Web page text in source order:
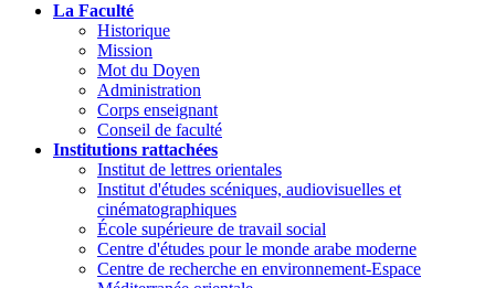
La Faculté
Historique
Mission
Mot du Doyen
Administration
Corps enseignant
Conseil de faculté
Institutions rattachées
Institut de lettres orientales
Institut d'études scéniques, audiovisuelles et
cinématographiques
École supérieure de travail social
Centre d'études pour le monde arabe moderne
Centre de recherche en environnement-Espace